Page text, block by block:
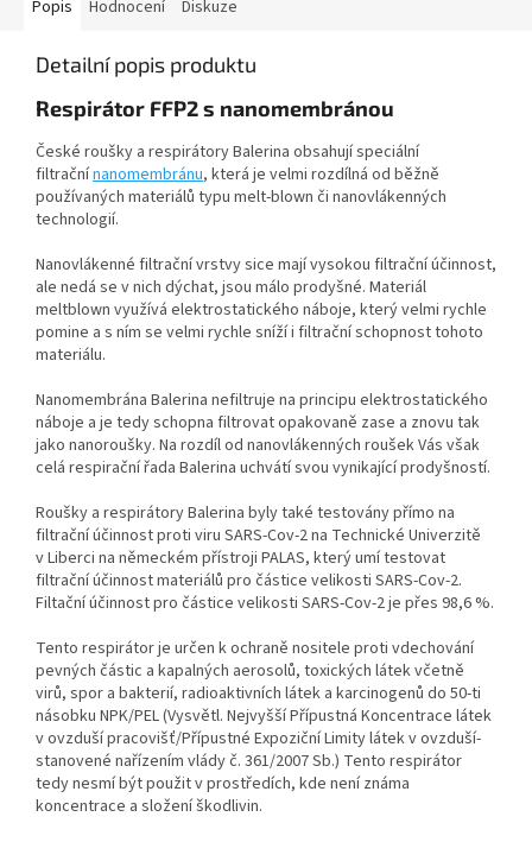
Popis Hodnocení Diskuze
Detailní popis produktu
Respirátor FFP2 s nanomembránou
České roušky a respirátory Balerina obsahují speciální
filtračnínanomembránu, která je velmi rozdílná od běžně
používaných materiálů typu melt-blown či nanovlákenných
technologií.
Nanovlákenné filtrační vrstvy sice mají vysokou filtrační účinnost,
ale nedá se v nich dýchat, jsou málo prodyšné. Materiál
meltblown využívá elektrostatického náboje, který velmi rychle
pomine a s ním se velmi rychle sníží i filtrační schopnost tohoto
materiálu.
Nanomembrána Balerina nefiltruje na principu elektrostatického
náboje a je tedy schopna filtrovat opakovaně zase a znovu tak
jako nanoroušky. Na rozdíl od nanovlákenných roušek Vás však
celá respirační řada Balerina uchvátí svou vynikající prodyšností.
Roušky a respirátory Balerina byly také testovány přímo na
filtrační účinnost proti viru SARS-Cov-2 na Technické Univerzitě
v Liberci na německém přístroji PALAS, který umí testovat
filtrační účinnost materiálů pro částice velikosti SARS-Cov-2.
Filtační účinnost pro částice velikosti SARS-Cov-2 je přes 98,6 %.
Tento respirátor je určen k ochraně nositele proti vdechování
pevných částic a kapalných aerosolů, toxických látek včetně
virů, spor a bakterií, radioaktivních látek a karcinogenů do 50-ti
násobku NPK/PEL (Vysvětl. Nejvyšší Přípustná Koncentrace látek
v ovzduší pracovišť/Přípustné Expoziční Limity látek v ovzduší-
stanovené nařízením vlády č. 361/2007 Sb.) Tento respirátor
tedy nesmí být použit v prostředích, kde není známa
koncentrace a složení škodlivin.